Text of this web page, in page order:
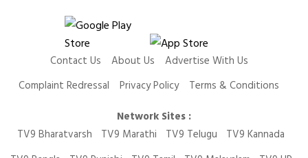
Contact Us About Us
Advertise With Us
Complaint Redressal
Privacy Policy
Terms & Conditions
Network Sites :
TV9 Bharatvarsh
TV9 Marathi TV9 Telugu
TV9 Kannada